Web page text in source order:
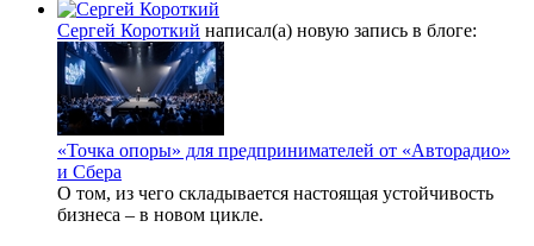
Сергей Короткий написал(а) новую запись в блоге:
«Точка опоры» для предпринимателей от «Авторадио»
и Сбера
О том, из чего складывается настоящая устойчивость
бизнеса – в новом цикле.